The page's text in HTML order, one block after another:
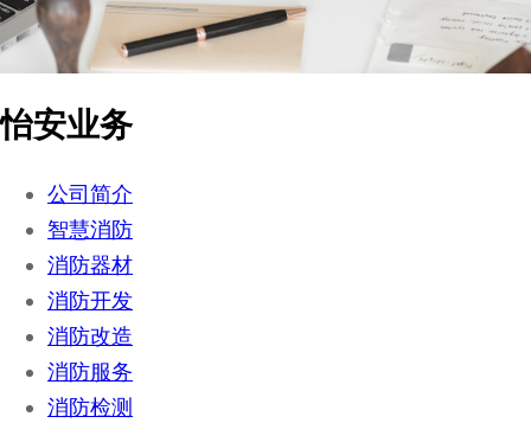
怡安业务
公司简介
智慧消防
消防器材
消防开发
消防改造
消防服务
消防检测